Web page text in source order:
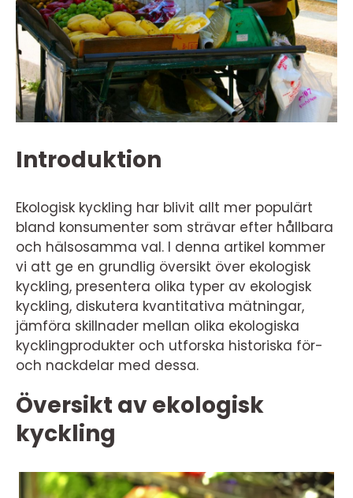
Introduktion
Ekologisk kyckling har blivit allt mer populärt
bland konsumenter som strävar efter hållbara
och hälsosamma val. I denna artikel kommer
vi att ge en grundlig översikt över ekologisk
kyckling, presentera olika typer av ekologisk
kyckling, diskutera kvantitativa mätningar,
jämföra skillnader mellan olika ekologiska
kycklingprodukter och utforska historiska för-
och nackdelar med dessa.
Översikt av ekologisk
kyckling